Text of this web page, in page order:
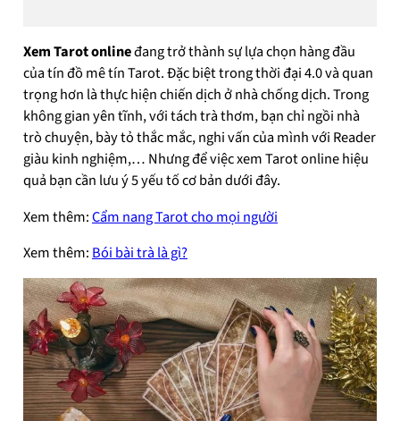
Xem Tarot onlineđang trở thành sự lựa chọn hàng đầu
của tín đồ mê tín Tarot. Đặc biệt trong thời đại 4.0 và quan
trọng hơn là thực hiện chiến dịch ở nhà chống dịch. Trong
không gian yên tĩnh, với tách trà thơm, bạn chỉ ngồi nhà
trò chuyện, bày tỏ thắc mắc, nghi vấn của mình với Reader
giàu kinh nghiệm,… Nhưng để việc xem Tarot online hiệu
quả bạn cần lưu ý 5 yếu tố cơ bản dưới đây.
Xem thêm:Cẩm nang Tarot cho mọi người
Xem thêm:Bói bài trà là gì?